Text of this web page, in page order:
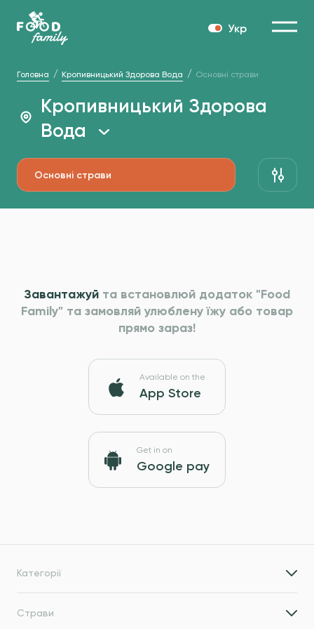
Укр
Головна Кропивницький Здорова Вода Основні страви
Кропивницький Здорова
Вода
Основні страви
Завантажуй та встановлюй додаток "Food
Family" та замовляй улюблену їжу або товар
прямо зараз!
Available on the
App Store
Get in on
Google pay
Категорії
Страви